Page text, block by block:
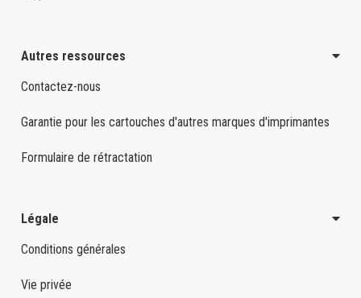
Autres ressources
Contactez-nous
Garantie pour les cartouches d'autres marques d'imprimantes
Formulaire de rétractation
Légale
Conditions générales
Vie privée